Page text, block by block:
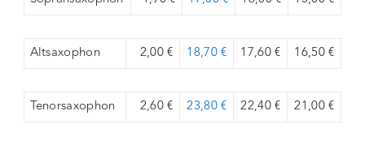
Altsaxophon 2,00 € 18,70 € 17,60 € 16,50 €
Tenorsaxophon 2,60 € 23,80 € 22,40 € 21,00 €